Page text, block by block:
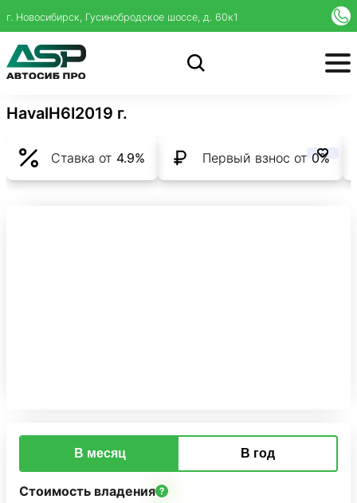
г. Новосибирск, Гусинобродское шоссе, д. 60к1
HavalH6I2019 г.
Ставка от 4.9% Первый взнос от 0%
В месяц В год
Стоимость владения